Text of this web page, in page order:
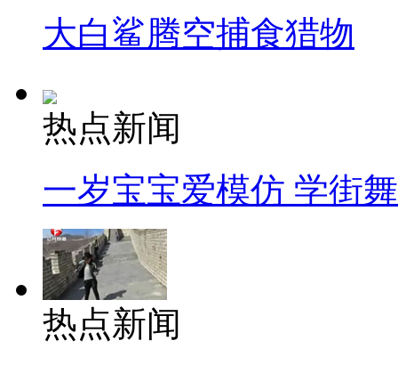
大白鲨腾空捕食猎物
热点新闻
一岁宝宝爱模仿 学街
热点新闻